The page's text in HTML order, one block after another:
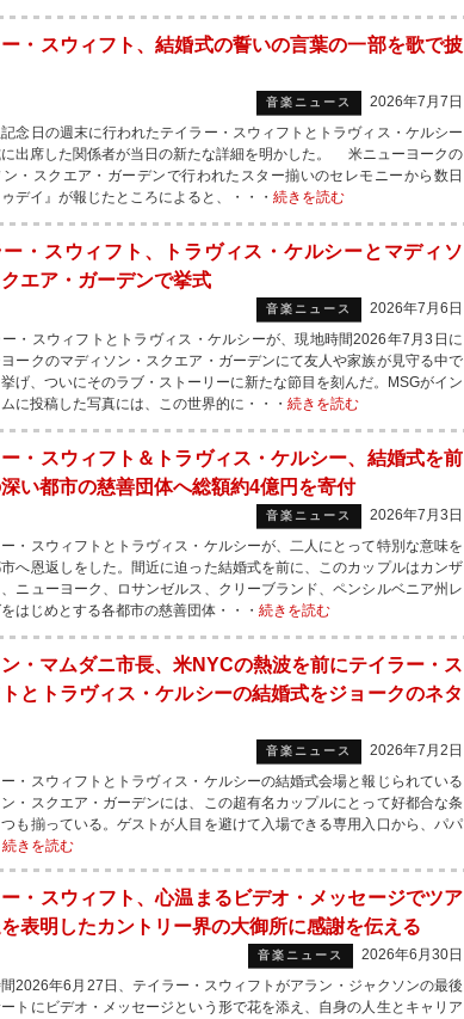
・スウィフト、結婚式の誓いの言葉の一部を歌で披
音楽ニュース
2026年7月7日
念日の週末に行われたテイラー・スウィフトとトラヴィス・ケルシー
出席した関係者が当日の新たな詳細を明かした。 米ニューヨークの
ン・スクエア・ガーデンで行われたスター揃いのセレモニーから数日
デイ』が報じたところによると、・・・ 続きを読む
ー・スウィフト、トラヴィス・ケルシーとマディソ
エア・ガーデンで挙式
音楽ニュース
2026年7月6日
・スウィフトとトラヴィス・ケルシーが、現地時間2026年7月3日に
ークのマディソン・スクエア・ガーデンにて友人や家族が見守る中で
げ、ついにそのラブ・ストーリーに新たな節目を刻んだ。MSGがイン
に投稿した写真には、この世界的に・・・ 続きを読む
・スウィフト＆トラヴィス・ケルシー、結婚式を前
い都市の慈善団体へ総額約4億円を寄付
音楽ニュース
2026年7月3日
・スウィフトとトラヴィス・ケルシーが、二人にとって特別な意味を
へ恩返しをした。間近に迫った結婚式を前に、このカップルはカンザ
ニューヨーク、ロサンゼルス、クリーブランド、ペンシルベニア州レ
はじめとする各都市の慈善団体・・・ 続きを読む
・マムダニ市長、米NYCの熱波を前にテイラー・ス
とトラヴィス・ケルシーの結婚式をジョークのネタ
音楽ニュース
2026年7月2日
・スウィフトとトラヴィス・ケルシーの結婚式会場と報じられている
・スクエア・ガーデンには、この超有名カップルにとって好都合な条
も揃っている。ゲストが人目を避けて入場できる専用入口から、パパ
続きを読む
・スウィフト、心温まるビデオ・メッセージでツア
表明したカントリー界の大御所に感謝を伝える
音楽ニュース
2026年6月30日
2026年6月27日、テイラー・スウィフトがアラン・ジャクソンの最後
トにビデオ・メッセージという形で花を添え、自身の人生とキャリア